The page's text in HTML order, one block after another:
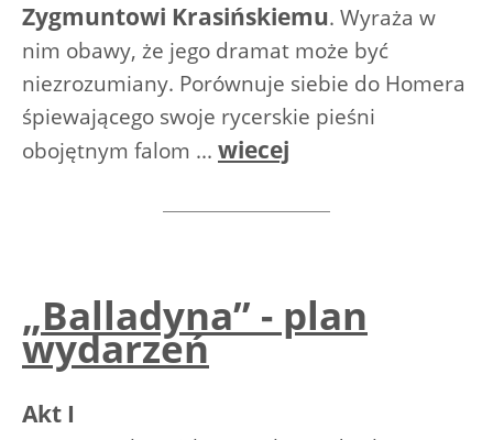
Zygmuntowi Krasińskiemu. Wyraża w
nim obawy, że jego dramat może być
niezrozumiany. Porównuje siebie do Homera
śpiewającego swoje rycerskie pieśni
obojętnym falom ... wiecej
„Balladyna” - plan
wydarzeń
Akt I